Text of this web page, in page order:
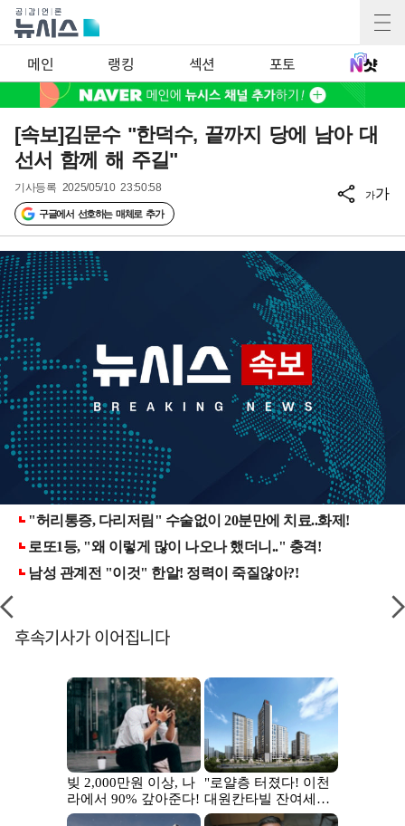
메인 랭킹 섹션 포토
[속보]김문수 "한덕수, 끝까지 당에 남아 대
선서 함께 해 주길"
기사등록 2025/05/10 23:50:58
구글에서 선호하는 매체로 추가
가가
후속기사가 이어집니다